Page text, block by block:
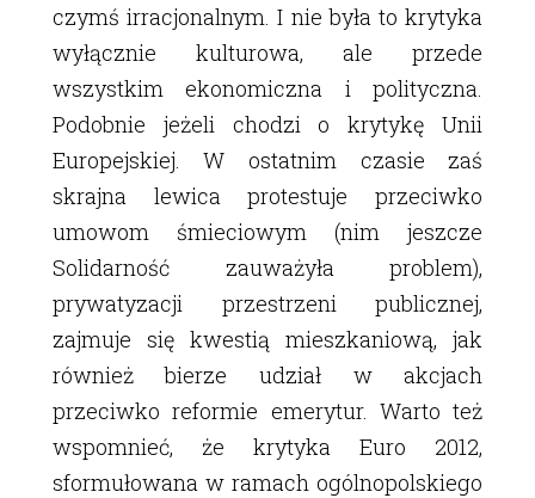
czymś irracjonalnym. I nie była to krytyka
wyłącznie kulturowa, ale przede
wszystkim ekonomiczna i polityczna.
Podobnie jeżeli chodzi o krytykę Unii
Europejskiej. W ostatnim czasie zaś
skrajna lewica protestuje przeciwko
umowom śmieciowym (nim jeszcze
Solidarność zauważyła problem),
prywatyzacji przestrzeni publicznej,
zajmuje się kwestią mieszkaniową, jak
również bierze udział w akcjach
przeciwko reformie emerytur. Warto też
wspomnieć, że krytyka Euro 2012,
sformułowana w ramach ogólnopolskiego